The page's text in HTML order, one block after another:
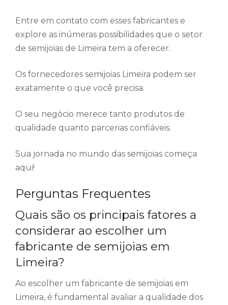
Entre em contato com esses fabricantes e
explore as inúmeras possibilidades que o setor
de semijoias de Limeira tem a oferecer.
Os fornecedores semijoias Limeira podem ser
exatamente o que você precisa.
O seu negócio merece tanto produtos de
qualidade quanto parcerias confiáveis.
Sua jornada no mundo das semijoias começa
aqui!
Perguntas Frequentes
Quais são os principais fatores a
considerar ao escolher um
fabricante de semijoias em
Limeira?
Ao escolher um fabricante de semijoias em
Limeira, é fundamental avaliar a qualidade dos